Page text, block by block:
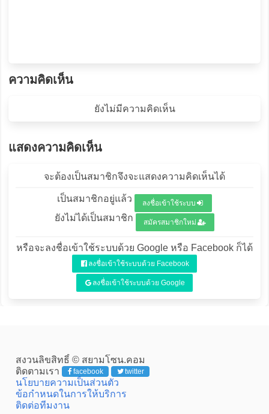
ความคิดเห็น
ยังไม่มีความคิดเห็น
แสดงความคิดเห็น
จะต้องเป็นสมาชิกจึงจะแสดงความคิดเห็นได้
เป็นสมาชิกอยู่แล้ว ลงชื่อเข้าใช้ระบบ
ยังไม่ได้เป็นสมาชิก สมัครสมาชิกใหม่
หรือจะลงชื่อเข้าใช้ระบบด้วย Google หรือ Facebook ก็ได้
ลงชื่อเข้าใช้ระบบด้วย Facebook
ลงชื่อเข้าใช้ระบบด้วย Google
สงวนลิขสิทธิ์ © สยามโซน.คอม
ติดตามเรา
facebook twitter
นโยบายความเป็นส่วนตัว
ข้อกำหนดในการให้บริการ
ติดต่อทีมงาน